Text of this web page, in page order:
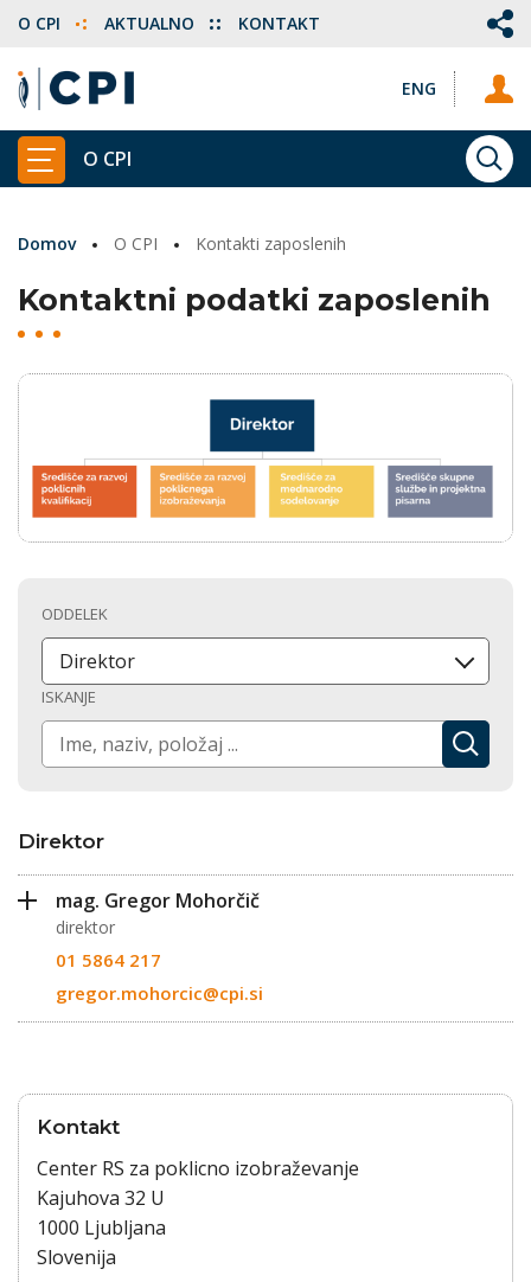
ENG
O CPI AKTUALNO KONTAKT
PRIKAŽI GLAVNI MENI
O CPI
Domov O CPI Kontakti zaposlenih
Kontaktni podatki zaposlenih
ODDELEK
Direktor
ISKANJE
NAJDI ...
Direktor
mag. Gregor Mohorčič
direktor
01 5864 217
gregor.mohorcic@cpi.si
Kontakt
Center RS za poklicno izobraževanje
Kajuhova 32 U
1000 Ljubljana
Slovenija